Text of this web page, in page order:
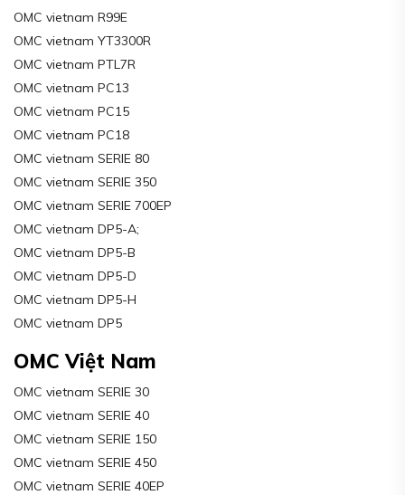
OMC vietnam R99E
OMC vietnam YT3300R
OMC vietnam PTL7R
OMC vietnam PC13
OMC vietnam PC15
OMC vietnam PC18
OMC vietnam SERIE 80
OMC vietnam SERIE 350
OMC vietnam SERIE 700EP
OMC vietnam DP5-A;
OMC vietnam DP5-B
OMC vietnam DP5-D
OMC vietnam DP5-H
OMC vietnam DP5
OMC Việt Nam
OMC vietnam SERIE 30
OMC vietnam SERIE 40
OMC vietnam SERIE 150
OMC vietnam SERIE 450
OMC vietnam SERIE 40EP